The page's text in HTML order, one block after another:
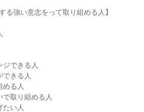
る強い意志をって取り組める人】
ジできる人
できる人
める人
取り組める人
たい人